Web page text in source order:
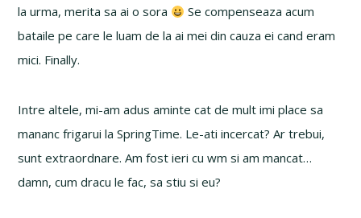
la urma, merita sa ai o sora
Se compenseaza acum
bataile pe care le luam de la ai mei din cauza ei cand eram
mici. Finally.
Intre altele, mi-am adus aminte cat de mult imi place sa
mananc frigarui la SpringTime. Le-ati incercat? Ar trebui,
sunt extraordnare. Am fost ieri cu wm si am mancat…
damn, cum dracu le fac, sa stiu si eu?